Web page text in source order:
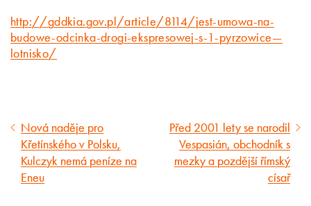
http://gddkia.gov.pl/article/8114/jest-umowa-na-
budowe-odcinka-drogi-ekspresowej-s-1-pyrzowice—
lotnisko/
Předcházející
článek
Nová naděje pro
Křetínského v Polsku,
Kulczyk nemá peníze na
Eneu
Následující
článek
Před 2001 lety se narodil
Vespasián, obchodník s
mezky a pozdější římský
císař